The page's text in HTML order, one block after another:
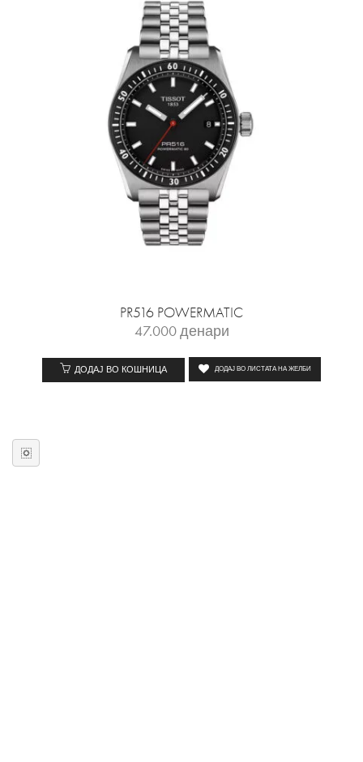
PR516 POWERMATIC
47.000денари
ДОДАЈ ВО КОШНИЦА ДОДАЈ ВО ЛИСТАТА НА ЖЕЛБИ